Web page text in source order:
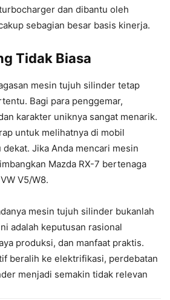
dan dibantu oleh
sebagian besar basis kinerja.
Tidak Biasa
mesin tujuh silinder tetap
Bagi para penggemar,
karakter uniknya sangat menarik.
untuk melihatnya di mobil
Jika Anda mencari mesin
Mazda RX-7 bertenaga
V5/W8.
mesin tujuh silinder bukanlah
adalah keputusan rasional
produksi, dan manfaat praktis.
beralih ke elektrifikasi, perdebatan
menjadi semakin tidak relevan